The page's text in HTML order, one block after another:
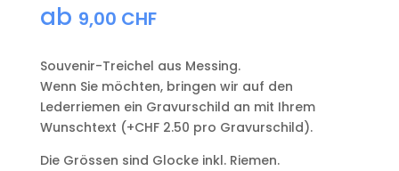
ab 9,00 CHF
Souvenir-Treichel aus Messing.
Wenn Sie möchten, bringen wir auf den
Lederriemen ein Gravurschild an mit Ihrem
Wunschtext (+CHF 2.50 pro Gravurschild).
Die Grössen sind Glocke inkl. Riemen.